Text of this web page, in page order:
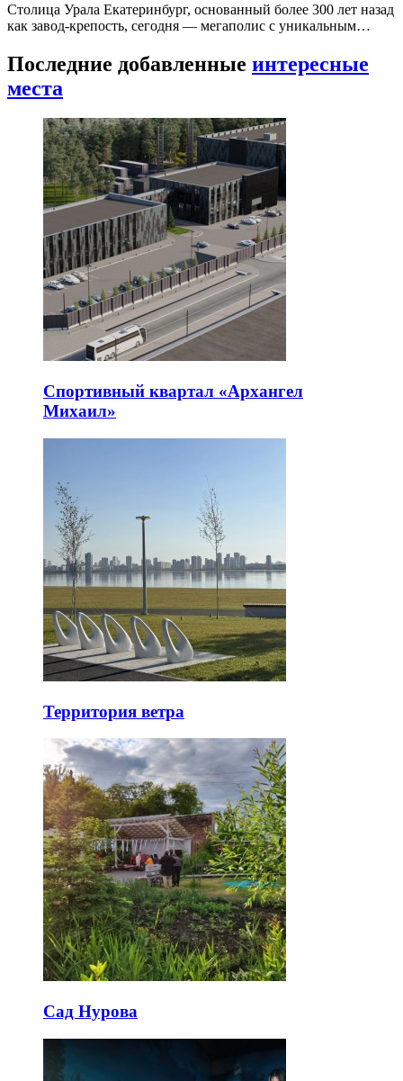
Столица Урала Екатеринбург, основанный более 300 лет назад
как завод-крепость, сегодня — мегаполис с уникальным…
Последние добавленные интересные
места
Спортивный квартал «Архангел
Михаил»
Территория ветра
Сад Нурова